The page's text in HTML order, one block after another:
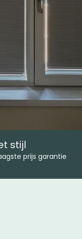
stijl
prijs garantie